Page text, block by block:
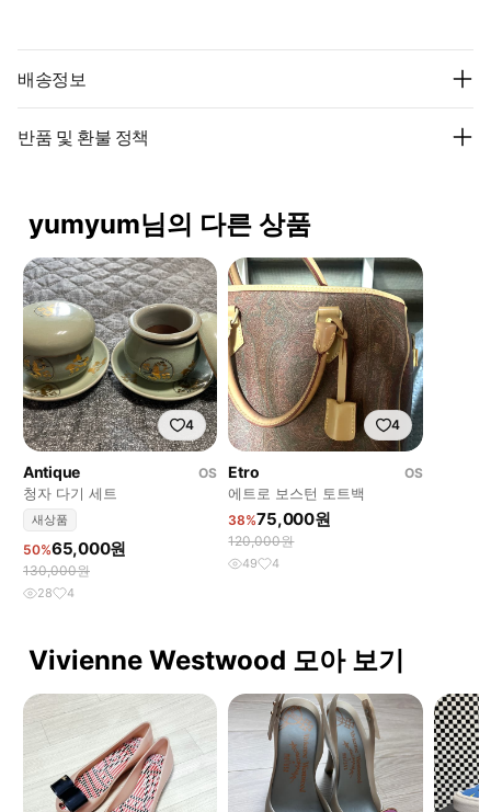
배송정보
반품 및 환불 정책
yumyum님의 다른 상품
4
Antique
OS
청자 다기 세트
새상품
50%65,000원
130,000원
28 4
4
Etro
OS
에트로 보스턴 토트백
38%75,000원
120,000원
49 4
Vivienne Westwood 모아 보기